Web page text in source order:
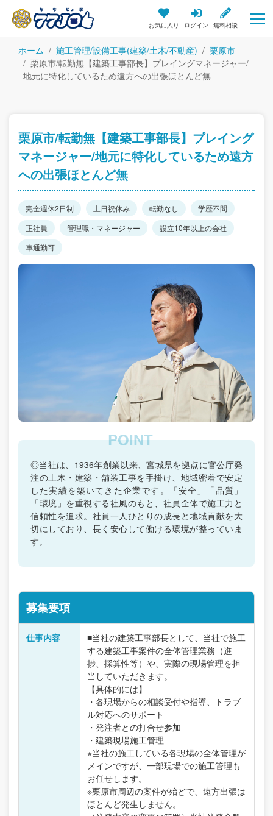
お気に入り ログイン 無料相談
ホーム 施工管理/設備工事(建築/土木/不動産)
栗原市
栗原市/転勤無【建築工事部長】プレイングマネージャー/
地元に特化しているため遠方への出張ほとんど無
栗原市/転勤無【建築工事部長】プレイング
マネージャー/地元に特化しているため遠方
への出張ほとんど無
完全週休2日制 土日祝休み 転勤なし
学歴不問
正社員
管理職・マネージャー
設立10年以上の会社
車通勤可
◎当社は、1936年創業以来、宮城県を拠点に官公庁発
注の土木・建築・舗装工事を手掛け、地域密着で安定
した実績を築いてきた企業です。「安全」「品質」
「環境」を重視する社風のもと、社員全体で施工力と
信頼性を追求。社員一人ひとりの成長と地域貢献を大
切にしており、長く安心して働ける環境が整っていま
す。
募集要項
仕事内容
■当社の建築工事部長として、当社で施工
する建築工事案件の全体管理業務（進
捗、採算性等）や、実際の現場管理を担
当していただきます。
【具体的には】
・各現場からの相談受付や指導、トラブ
ル対応へのサポート
・発注者との打合せ参加
・建築現場施工管理
※当社の施工している各現場の全体管理が
メインですが、一部現場での施工管理も
お任せします。
※栗原市周辺の案件が殆どで、遠方出張は
ほとんど発生しません。